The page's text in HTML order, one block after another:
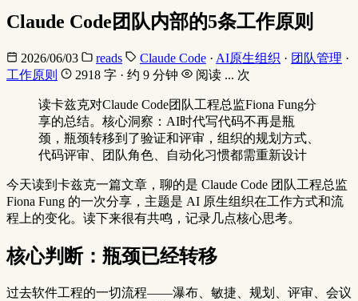
Claude Code团队内部的5条工作原则
2026/06/03 reads Claude Code · AI原生组织 · 团队管理 ·
工作原则
2918 字 · 约 9 分钟 阅读 ... 次
读卡兹克对Claude Code团队工程总监Fiona Fung分
享的总结。核心洞察：AI时代写代码不再是瓶
颈，瓶颈转移到了验证和评审，组织的规划方式、
代码评审、团队角色、自动化习惯都需重新设计
今天读到卡兹克一篇文章，聊的是 Claude Code 团队工程总监
Fiona Fung 的一次分享，主题是 AI 原生组织在工作方式和流
程上的变化。读下来很有共鸣，记录几点核心思考。
核心判断：瓶颈已经转移
过去软件工程的一切流程——瀑布、敏捷、规划、评审、会议